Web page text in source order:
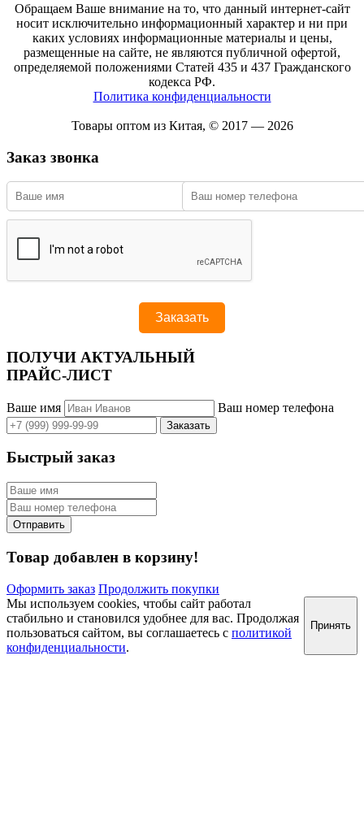
Обращаем Ваше внимание на то, что данный интернет-сайт
носит исключительно информационный характер и ни при
каких условиях информационные материалы и цены,
размещенные на сайте, не являются публичной офертой,
определяемой положениями Статей 435 и 437 Гражданского
кодекса РФ.
Политика конфиденциальности
Товары оптом из Китая, © 2017 — 2026
Заказ звонка
ПОЛУЧИ АКТУАЛЬНЫЙ
ПРАЙС-ЛИСТ
Ваше имя Ваш номер телефона
Быстрый заказ
Товар добавлен в корзину!
Оформить заказ Продолжить покупки
Мы используем cookies, чтобы сайт работал
стабильно и становился удобнее для вас. Продолжая
пользоваться сайтом, вы соглашаетесь с политикой
конфиденциальности.
Принять